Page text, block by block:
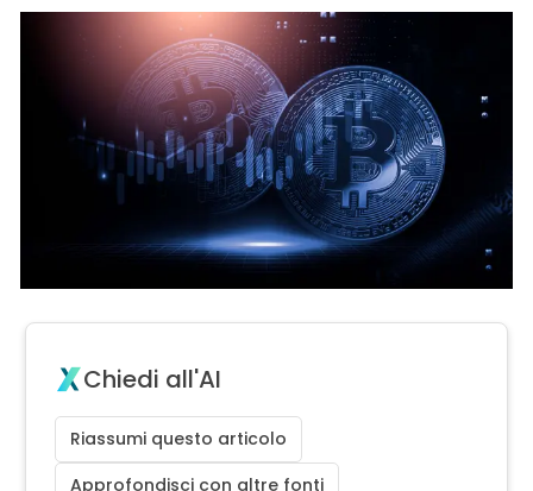
Chiedi all'AI
Riassumi questo articolo
Approfondisci con altre fonti